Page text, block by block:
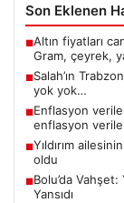
Son Eklenen
■Altın fiyatları
Gram, çeyrek,
■Salah’ın
yok yok…
■Enflasyon
enflasyon
■Yıldırım
oldu
■Bolu’da
Yansıdı